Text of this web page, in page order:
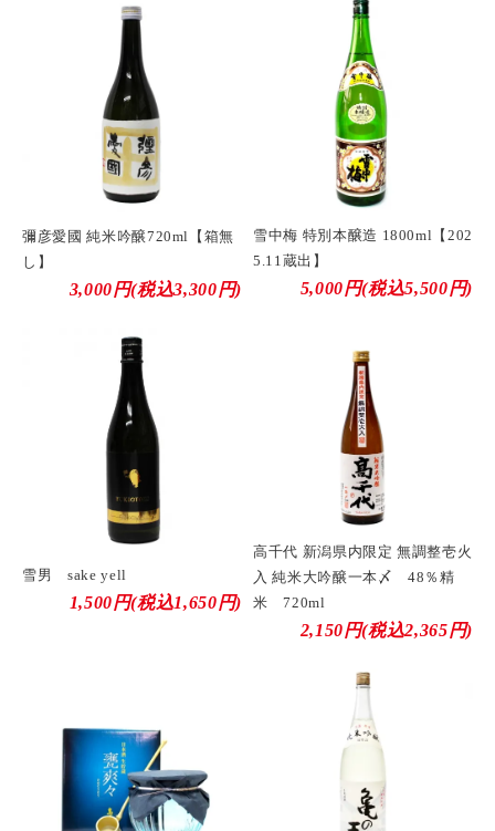
彌彦愛國 純米吟醸720ml【箱無
し】
3,000円(税込3,300円)
雪中梅 特別本醸造 1800ml【202
5.11蔵出】
5,000円(税込5,500円)
雪男 sake yell
1,500円(税込1,650円)
高千代 新潟県内限定 無調整壱火
入 純米大吟醸一本〆 48％精
米 720ml
2,150円(税込2,365円)